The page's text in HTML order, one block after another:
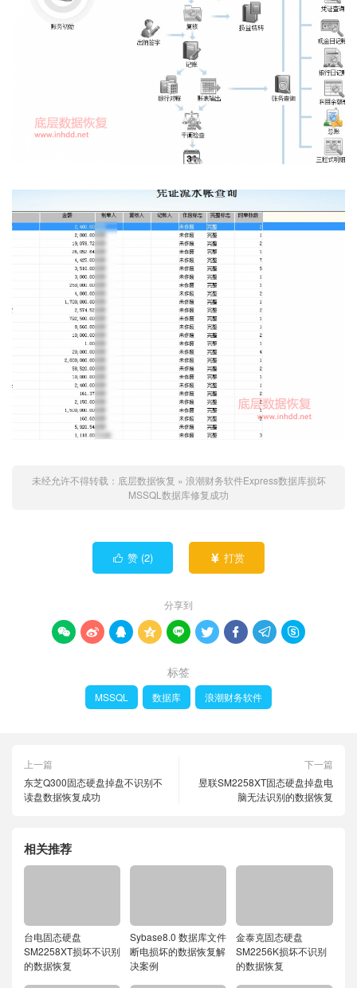
未经允许不得转载： 底层数据恢复 » 浪潮财务软件Express数据库损坏
MSSQL数据库修复成功
 赞 (2)  打赏
分享到
        
标签
MSSQL 数据库 浪潮财务软件
上一篇
东芝Q300固态硬盘掉盘不识别不
读盘数据恢复成功
下一篇
昱联SM2258XT固态硬盘掉盘电
脑无法识别的数据恢复
相关推荐
台电固态硬盘
SM2258XT损坏不识别
的数据恢复
Sybase8.0 数据库文件
断电损坏的数据恢复解
决案例
金泰克固态硬盘
SM2256K损坏不识别
的数据恢复